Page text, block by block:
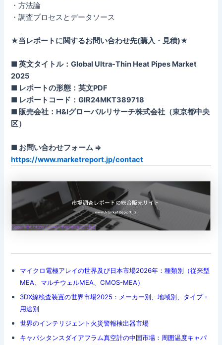
・方法論
・調査プロセスとデータソース
★当レポートに関するお問い合わせ先(購入・見積)★
■ 英文タイトル：Global Ultra-Thin Heat Pipes Market
2025
■ レポートの形態：英文PDF
■ レポートコード：GIR24MKT389718
■ 販売会社：H&Iグローバルリサーチ株式会社（東京都中央
区）
■ お問い合わせフォーム ⇒
https://www.marketreport.jp/contact
マイクロ電極アレイの世界及び日本市場2026年：種類別（従来型
MEA、マルチウェルMEA、CMOS-MEA）
3DX線検査装置の世界市場2025：メーカー別、地域別、タイプ・
用途別
世界のインテリジェント火災警報検出器市場
キャパシタンスダイアフラム真空計の中国市場：周囲温度キャパ